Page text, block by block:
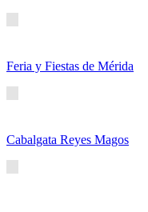
Feria y Fiestas de Mérida
Cabalgata Reyes Magos